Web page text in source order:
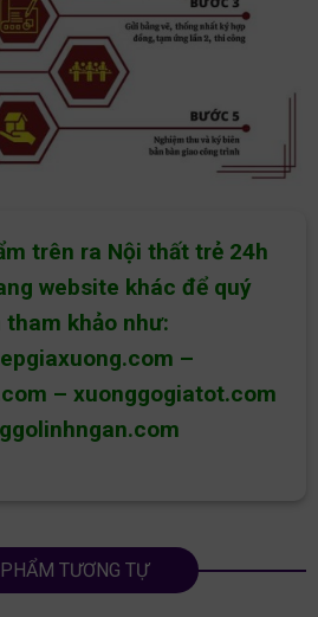
trên ra Nội thất trẻ 24h
website khác để quý
tham khảo như:
–
– xuonggogiatot.com
TƯƠNG TỰ